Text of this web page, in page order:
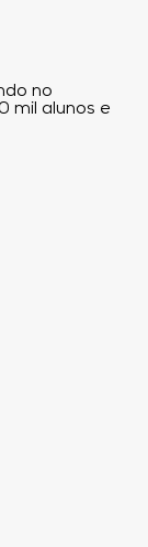
no
mil alunos e